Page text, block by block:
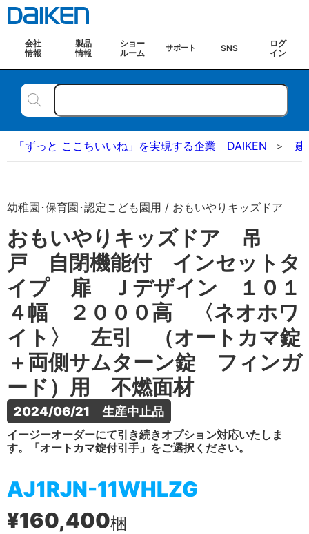
会社
情報
製品
情報
ショー
ルーム
サポート SNS
ログ
イン
「ずっと ここちいいね」を実現する企業 DAIKEN 建
幼稚園･保育園･認定こども園用 / おもいやりキッズドア
おもいやりキッズドア 吊
戸 自閉機能付 インセットタ
イプ 扉 Ｊデザイン １０１
４幅 ２０００高 〈ネオホワ
イト〉 左引 （オートカマ錠
＋両側サムターン錠 フィンガ
ード）用 不燃面材
2024/06/21　生産中止品
イージーオーダーにて引き続きオプション対応いたしま
す。「オートカマ錠付引手」をご選択ください。
AJ1RJN-11WHLZG
¥160,400梱